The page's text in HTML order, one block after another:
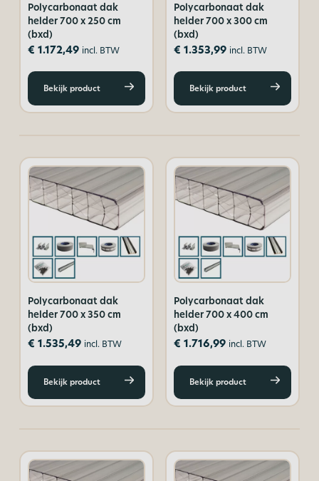
Polycarbonaat dak
helder 700 x 250 cm
(bxd)
€ 1.172,49 incl. BTW
Bekijk product
Polycarbonaat dak
helder 700 x 300 cm
(bxd)
€ 1.353,99 incl. BTW
Bekijk product
Polycarbonaat dak
helder 700 x 350 cm
(bxd)
€ 1.535,49 incl. BTW
Bekijk product
Polycarbonaat dak
helder 700 x 400 cm
(bxd)
€ 1.716,99 incl. BTW
Bekijk product